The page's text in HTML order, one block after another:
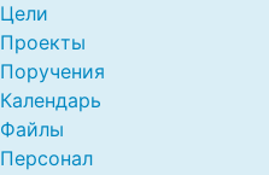
Цели
Проекты
Поручения
Календарь
Файлы
Персонал